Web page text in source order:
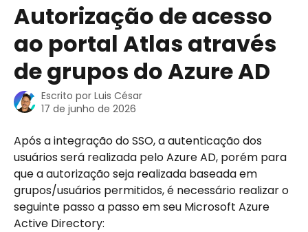
Autorização de acesso
ao portal Atlas através
de grupos do Azure AD
Escrito por Luis César
17 de junho de 2026
Após a integração do SSO, a autenticação dos
usuários será realizada pelo Azure AD, porém para
que a autorização seja realizada baseada em
grupos/usuários permitidos, é necessário realizar o
seguinte passo a passo em seu Microsoft Azure
Active Directory: